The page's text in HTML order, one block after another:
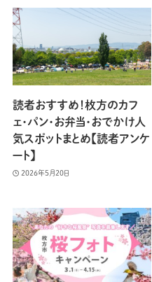
読者おすすめ！枚方のカフ
ェ・パン・お弁当・おでかけ人
気スポットまとめ【読者アンケ
ート】
2026年5月20日